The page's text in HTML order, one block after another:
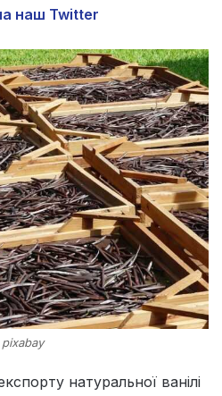
наш Twitter
pixabay
натуральної ванілі